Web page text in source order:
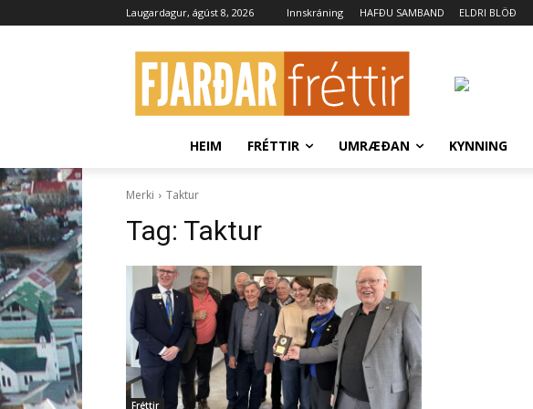
Laugardagur, ágúst 8, 2026 Innskráning HAFÐU SAMBAND ELDRI BLÖÐ
HEIM FRÉTTIR UMRÆÐAN KYNNING
Merki Taktur
Tag: Taktur
Fréttir